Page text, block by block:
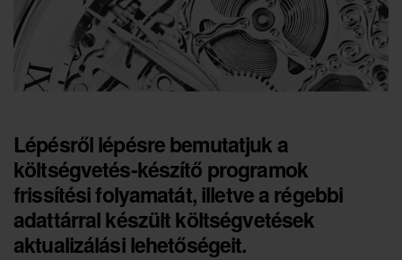
Lépésről lépésre bemutatjuk a
költségvetés-készítő programok
frissítési folyamatát, illetve a régebbi
adattárral készült költségvetések
aktualizálási lehetőségeit.